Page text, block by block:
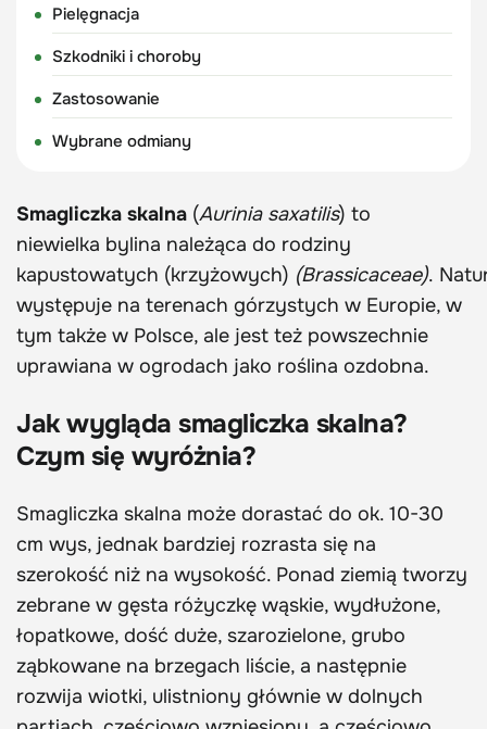
Pielęgnacja
Szkodniki i choroby
Zastosowanie
Wybrane odmiany
Smagliczka skalna (Aurinia saxatilis) to
niewielka bylina należąca do rodziny
kapustowatych (krzyżowych) (Brassicaceae).
występuje na terenach górzystych w Europie, w
tym także w Polsce, ale jest też powszechnie
uprawiana w ogrodach jako roślina ozdobna.
Jak wygląda smagliczka skalna?
Czym się wyróżnia?
Smagliczka skalna może dorastać do ok. 10-30
cm wys, jednak bardziej rozrasta się na
szerokość niż na wysokość. Ponad ziemią tworzy
zebrane w gęsta różyczkę wąskie, wydłużone,
łopatkowe, dość duże, szarozielone, grubo
ząbkowane na brzegach liście, a następnie
rozwija wiotki, ulistniony głównie w dolnych